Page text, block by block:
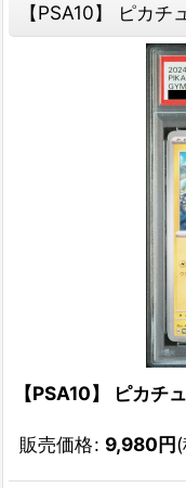
【PSA10】 ピカ
【PSA10】 ピカ
販売価格: 9,980円